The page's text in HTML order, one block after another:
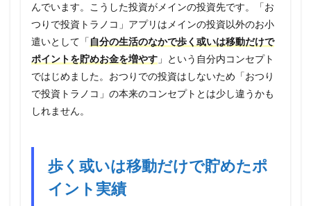
んでいます。こうした投資がメインの投資先です。「お
つりで投資トラノコ」アプリはメインの投資以外のお小
遣いとして「自分の生活のなかで歩く或いは移動だけで
ポイントを貯めお金を増やす 」という自分内コンセプト
ではじめました。おつりでの投資はしないため「おつり
で投資トラノコ」の本来のコンセプトとは少し違うかも
しれません。
歩く或いは移動だけで貯めたポ
イント実績